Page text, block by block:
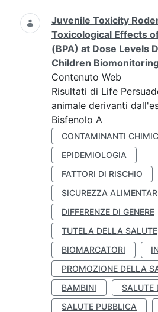
Juvenile Toxicity
Toxicological Effects
(BPA) at Dose Levels
Children
Contenuto Web
Risultati di Life
animale derivanti
Bisfenolo A
CONTAMINANTI
EPIDEMIOLOGIA
FATTORI DI RISCHIO
SICUREZZA
DIFFERENZE DI GENERE
TUTELA DELLA SALUTE
BIOMARCATORI
PROMOZIONE DELLA
BAMBINI
SALUTE
SALUTE PUBBLICA